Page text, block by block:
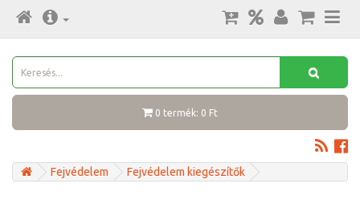
0 termék: 0 Ft
Fejvédelem Fejvédelem kiegészítők